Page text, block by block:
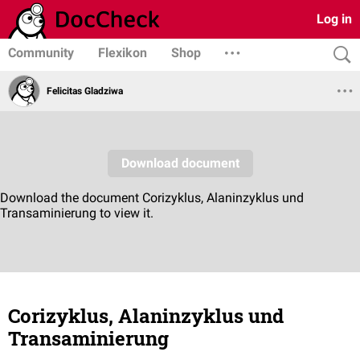
Log in
Community Flexikon Shop
Felicitas Gladziwa
Corizyklus, Alaninzyklus und
Transaminierung